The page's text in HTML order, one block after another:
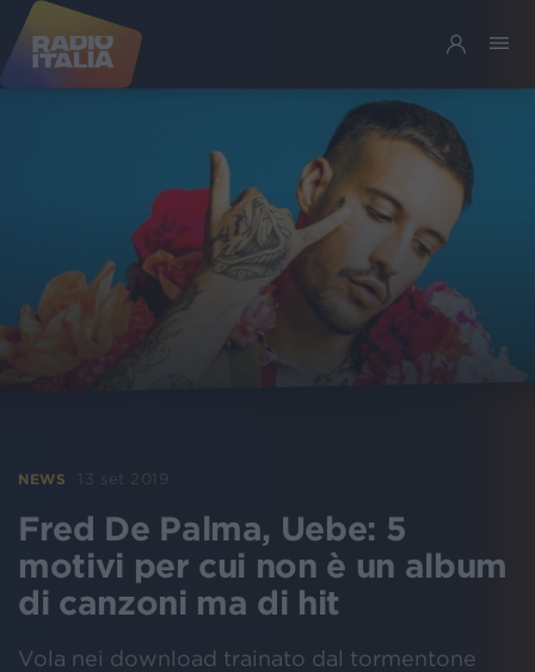
NEWS 13 set 2019
Fred De Palma, Uebe: 5
motivi per cui non è un album
di canzoni ma di hit
Vola nei download trainato dal tormentone